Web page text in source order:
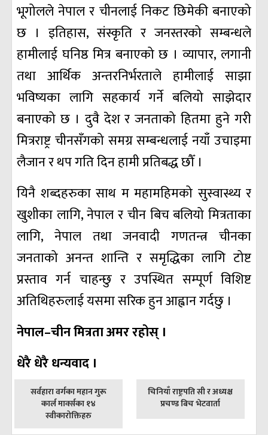
भूगोलले नेपाल र चीनलाई निकट छिमेकी बनाएको
छ । इतिहास, संस्कृति र जनस्तरको सम्बन्धले
हामीलाई घनिष्ठ मित्र बनाएको छ । व्यापार, लगानी
तथा आर्थिक अन्तरनिर्भरताले हामीलाई साझा
भविष्यका लागि सहकार्य गर्ने बलियो साझेदार
बनाएको छ । दुवै देश र जनताको हितमा हुने गरी
मित्रराष्ट्र चीनसँगको समग्र सम्बन्धलाई नयाँ उचाइमा
लैजान र थप गति दिन हामी प्रतिबद्ध छौँ ।
यिनै शब्दहरुका साथ म महामहिमको सुस्वास्थ्य र
खुशीका लागि, नेपाल र चीन बिच बलियो मित्रताका
लागि, नेपाल तथा जनवादी गणतन्त्र चीनका
जनताको अनन्त शान्ति र समृद्धिका लागि टोष्ट
प्रस्ताव गर्न चाहन्छु र उपस्थित सम्पूर्ण विशिष्ट
अतिथिहरुलाई यसमा सरिक हुन आह्वान गर्दछु ।
नेपाल–चीन मित्रता अमर रहोस् ।
धेरै धेरै धन्यवाद ।
पछिल्लाे
सर्वहारा वर्गका महान गुरू
कार्ल मार्क्सका १४
स्वीकारोक्तिहरु
अघिल्लाे
चिनियाँ राष्ट्रपति सी र अध्यक्ष
प्रचण्ड बिच भेटवार्ता